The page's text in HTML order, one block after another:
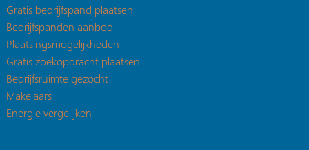
Gratis bedrijfspand plaatsen
Bedrijfspanden aanbod
Plaatsingsmogelijkheden
Gratis zoekopdracht plaatsen
Bedrijfsruimte gezocht
Makelaars
Energie vergelijken